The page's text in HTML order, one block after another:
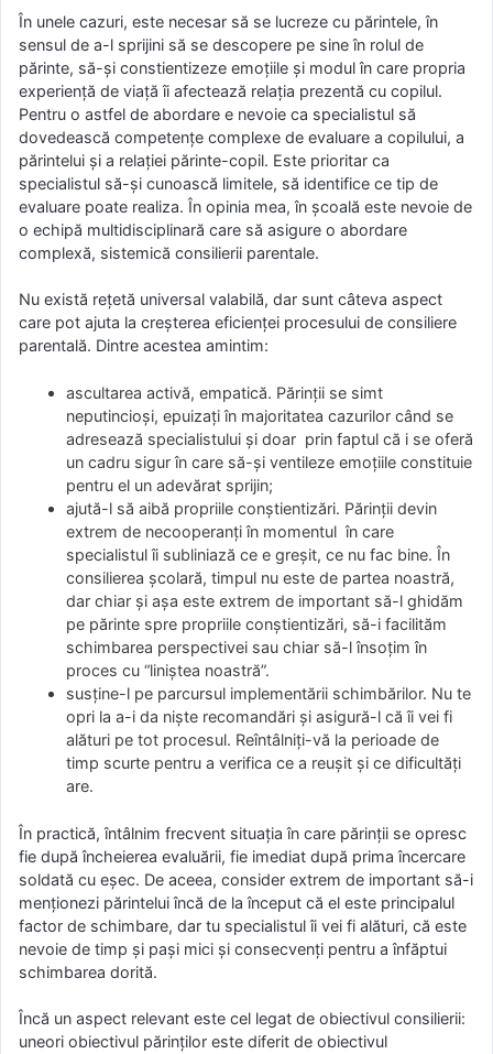
În unele cazuri, este necesar să se lucreze cu părintele, în
sensul de a-l sprijini să se descopere pe sine în rolul de
părinte, să-și constientizeze emoțiile și modul în care propria
experiență de viață îi afectează relația prezentă cu copilul.
Pentru o astfel de abordare e nevoie ca specialistul să
dovedească competențe complexe de evaluare a copilului, a
părintelui și a relației părinte-copil. Este prioritar ca
specialistul să-și cunoască limitele, să identifice ce tip de
evaluare poate realiza. În opinia mea, în școală este nevoie de
o echipă multidisciplinară care să asigure o abordare
complexă, sistemică consilierii parentale.
Nu există rețetă universal valabilă, dar sunt câteva aspect
care pot ajuta la creșterea eficienței procesului de consiliere
parentală. Dintre acestea amintim:
ascultarea activă, empatică. Părinții se simt
neputincioși, epuizați în majoritatea cazurilor când se
adresează specialistului și doar prin faptul că i se oferă
un cadru sigur în care să-și ventileze emoțiile constituie
pentru el un adevărat sprijin;
ajută-l să aibă propriile conștientizări. Părinții devin
extrem de necooperanți în momentul în care
specialistul îi subliniază ce e greșit, ce nu fac bine. În
consilierea școlară, timpul nu este de partea noastră,
dar chiar și așa este extrem de important să-l ghidăm
pe părinte spre propriile conștientizări, să-i facilităm
schimbarea perspectivei sau chiar să-l însoțim în
proces cu “liniștea noastră”.
susține-l pe parcursul implementării schimbărilor. Nu te
opri la a-i da niște recomandări și asigură-l că îi vei fi
alături pe tot procesul. Reîntâlniți-vă la perioade de
timp scurte pentru a verifica ce a reușit și ce dificultăți
are.
În practică, întâlnim frecvent situația în care părinții se opresc
fie după încheierea evaluării, fie imediat după prima încercare
soldată cu eșec. De aceea, consider extrem de important să-i
menționezi părintelui încă de la început că el este principalul
factor de schimbare, dar tu specialistul îi vei fi alături, că este
nevoie de timp și pași mici și consecvenți pentru a înfăptui
schimbarea dorită.
Încă un aspect relevant este cel legat de obiectivul consilierii:
uneori obiectivul părinților este diferit de obiectivul